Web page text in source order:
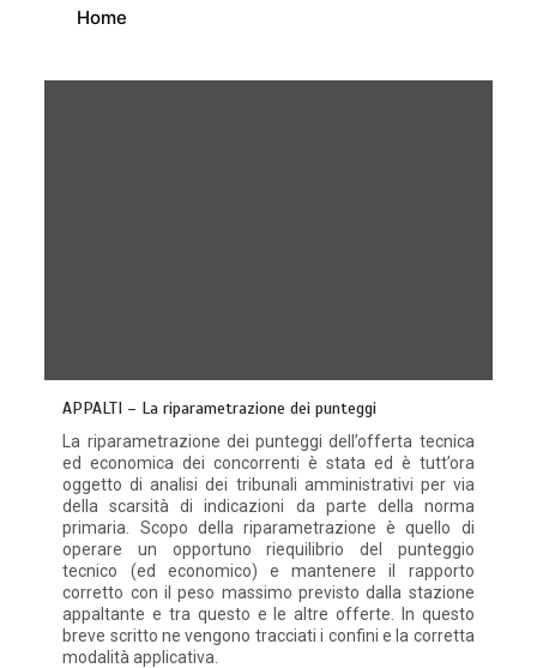
Home
APPALTI – La riparametrazione dei punteggi
La riparametrazione dei punteggi dell’offerta tecnica
ed economica dei concorrenti è stata ed è tutt’ora
oggetto di analisi dei tribunali amministrativi per via
della scarsità di indicazioni da parte della norma
primaria. Scopo della riparametrazione è quello di
operare un opportuno riequilibrio del punteggio
tecnico (ed economico) e mantenere il rapporto
corretto con il peso massimo previsto dalla stazione
appaltante e tra questo e le altre offerte. In questo
breve scritto ne vengono tracciati i confini e la corretta
modalità applicativa.